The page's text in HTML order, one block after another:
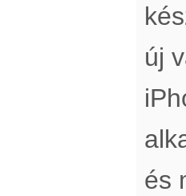
új
és